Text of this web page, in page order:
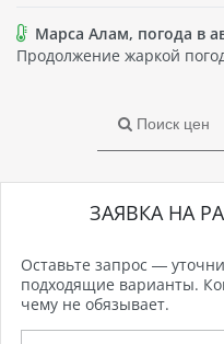
Марса Алам, погода в
Продолжение жаркой
Поиск цен
ЗАЯВКА НА
Оставьте запрос —
подходящие варианты.
чему не обязывает.